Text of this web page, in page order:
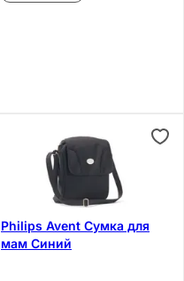
Philips Avent Сумка для
мам Синий